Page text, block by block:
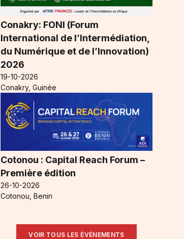
Conakry: FONI (Forum
International de l’Intermédiation,
du Numérique et de l’Innovation)
2026
19-10-2026
Conakry, Guinée
Cotonou : Capital Reach Forum –
Première édition
26-10-2026
Cotonou, Benin
VOIR TOUS LES ÉVÉNEMENTS